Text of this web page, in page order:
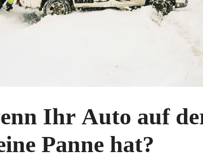
Ihr Auto auf
Panne hat?